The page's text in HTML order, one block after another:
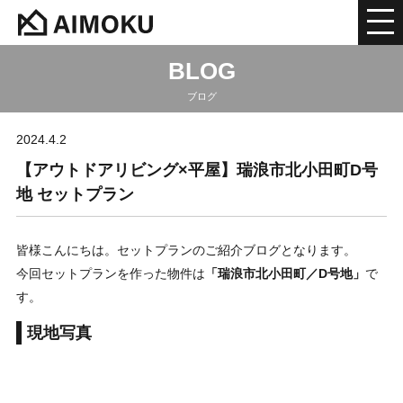
BLOG
ブログ
2024.4.2
【アウトドアリビング×平屋】瑞浪市北小田町D号
地 セットプラン
皆様こんにちは。セットプランのご紹介ブログとなります。
今回セットプランを作った物件は 「瑞浪市北小田町／D号地」 で
す。
現地写真